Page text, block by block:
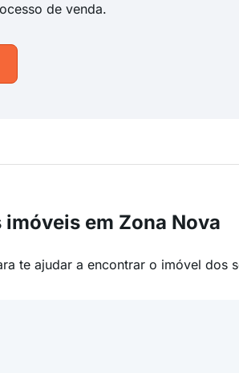
de venda.
em Zona Nova
te ajudar a encontrar o imóvel dos